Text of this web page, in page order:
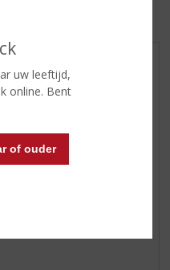
uw leeftijd,
online. Bent
of ouder